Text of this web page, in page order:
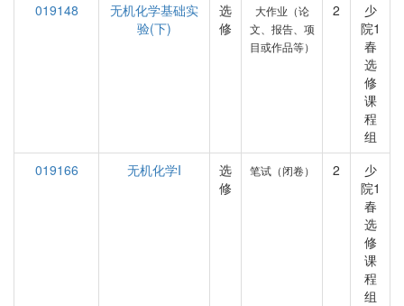
019148
无机化学基础实
验(下)
选
修
大作业（论
文、报告、项
目或作品等）
2
少
院1
春
选
修
课
程
组
019166
无机化学I
选
修
笔试（闭卷） 2
少
院1
春
选
修
课
程
组